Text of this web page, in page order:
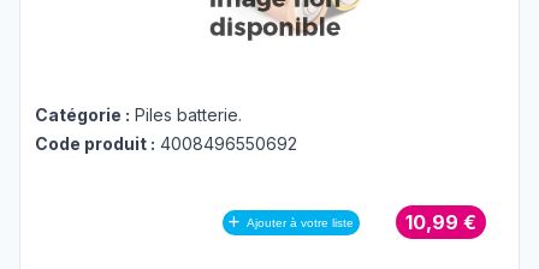
Catégorie : Piles batterie.
Code produit : 4008496550692
Ajouter à votre liste 10,99 €